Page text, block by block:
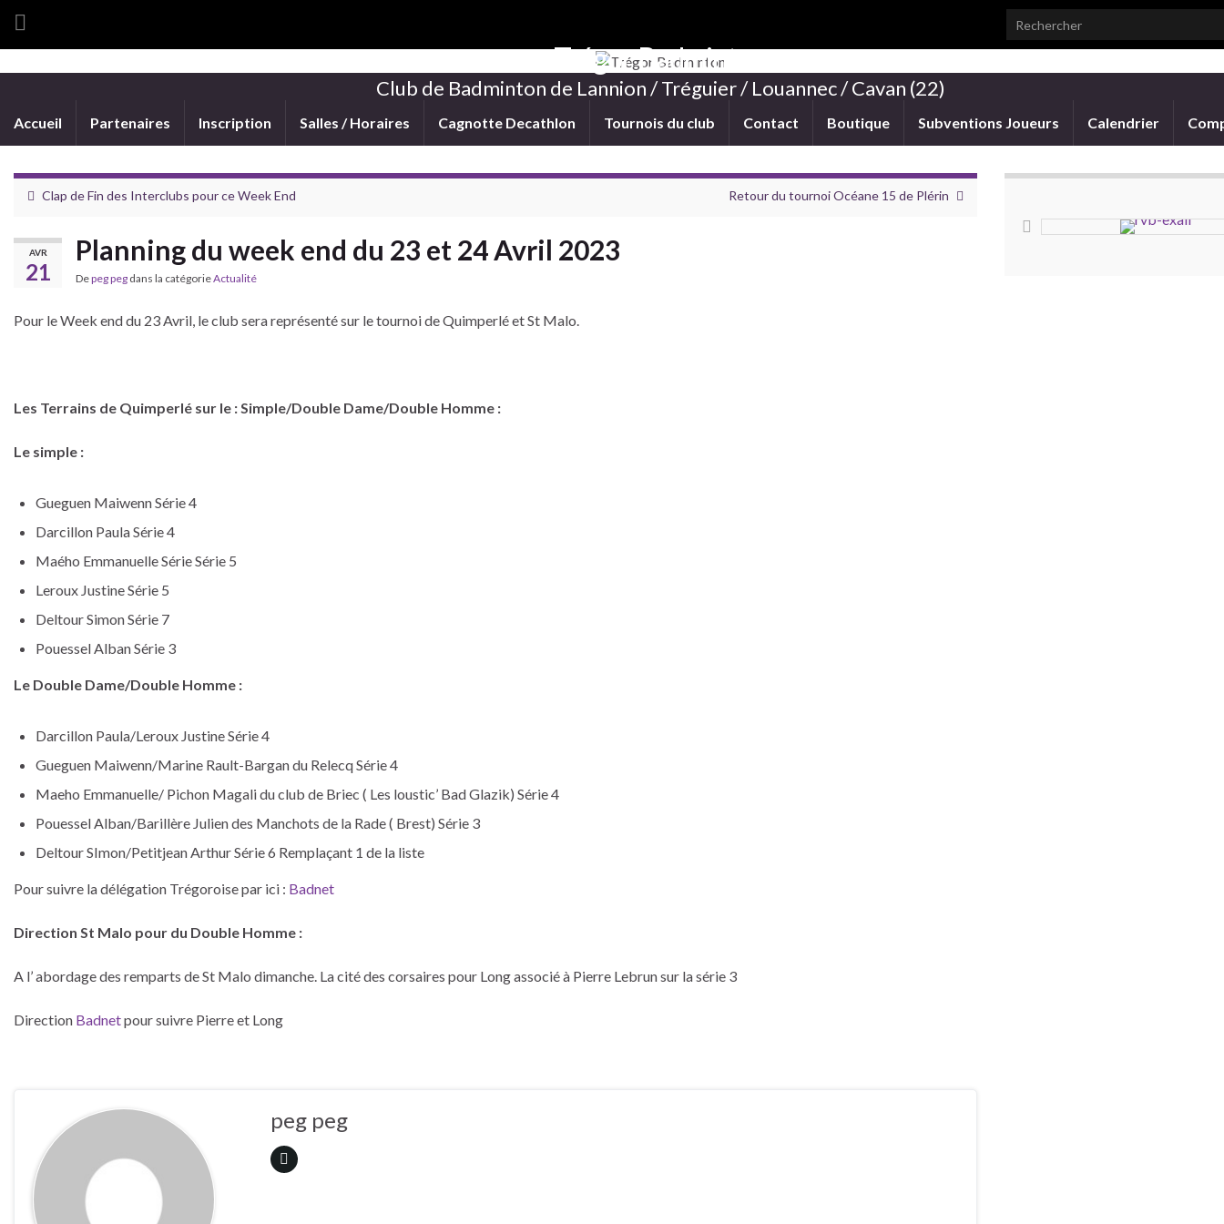
Search for:
Trégor Badminton
Club de Badminton de Lannion / Tréguier / Louannec / Cavan (22)
Accueil Partenaires Inscription Salles / Horaires Cagnotte Decathlon Tournois du club Contact Boutique Subventions Joueurs Calendrier
Clap de Fin des Interclubs pour ce Week End Retour du tournoi Océane 15 de Plérin
AVR
21
Planning du week end du 23 et 24 Avril 2023
Depeg peg dans la catégorieActualité
Pour le Week end du 23 Avril, le club sera représenté sur le tournoi de Quimperlé et St Malo.
Les Terrains de Quimperlé sur le : Simple/Double Dame/Double Homme :
Le simple :
Gueguen Maiwenn Série 4
Darcillon Paula Série 4
Maého Emmanuelle Série Série 5
Leroux Justine Série 5
Deltour Simon Série 7
Pouessel Alban Série 3
Le Double Dame/Double Homme :
Darcillon Paula/Leroux Justine Série 4
Gueguen Maiwenn/Marine Rault-Bargan du Relecq Série 4
Maeho Emmanuelle/ Pichon Magali du club de Briec ( Les loustic’ Bad Glazik) Série 4
Pouessel Alban/Barillère Julien des Manchots de la Rade ( Brest) Série 3
Deltour SImon/Petitjean Arthur Série 6 Remplaçant 1 de la liste
Pour suivre la délégation Trégoroise par ici : Badnet
Direction St Malo pour du Double Homme :
A l’ abordage des remparts de St Malo dimanche. La cité des corsaires pour Long associé à Pierre Lebrun sur la série 3
Direction Badnetpour suivre Pierre et Long
peg peg